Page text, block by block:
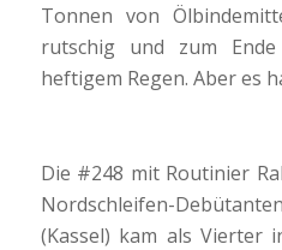
Tonnen von
rutschig und zum
heftigem Regen. Aber es
Die #248 mit Routinier
Nordschleifen-
(Kassel) kam als Vierter